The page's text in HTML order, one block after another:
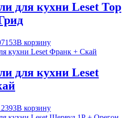
для кухни Leset Тор
В корзину
для кухни Leset
В корзину